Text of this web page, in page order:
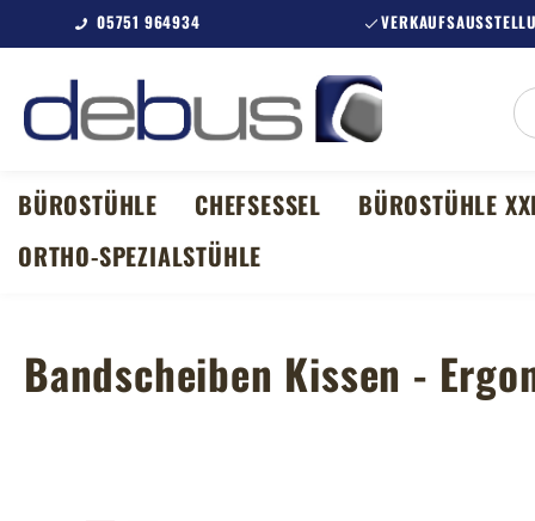
Hauptinhalt springen
Zur Suche springen
Zur Hauptnavigation springen
05751 964934
BÜROSTÜHLE CHEFSESSEL BÜROSTÜHLE
ORTHO-SPEZIALSTÜHLE
Bandscheiben Kissen -